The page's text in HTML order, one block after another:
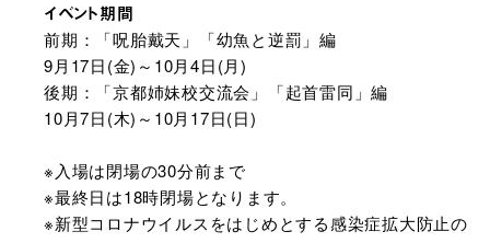
イベント期間
前期：「呪胎戴天」「幼魚と逆罰」編
9月17日(金)～10月4日(月)
後期：「京都姉妹校交流会」「起首雷同」編
10月7日(木)～10月17日(日)
※入場は閉場の30分前まで
※最終日は18時閉場となります。
※新型コロナウイルスをはじめとする感染症拡大防止の